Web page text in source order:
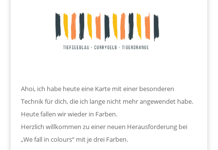
Ahoi, ich habe heute eine Karte mit einer besonderen
Technik für dich, die ich lange nicht mehr angewendet habe.
Heute fallen wir wieder in Farben.
Herzlich willkommen zu einer neuen Herausforderung bei
„We fall in colours“ mit je drei Farben.